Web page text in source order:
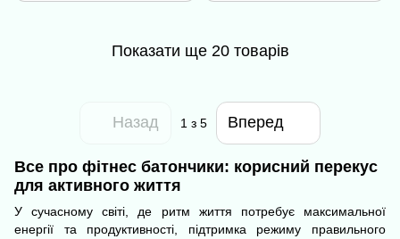
Показати ще 20 товарів
Назад 1 з 5 Вперед
Все про фітнес батончики: корисний перекус
для активного життя
У сучасному світі, де ритм життя потребує максимальної
енергії та продуктивності, підтримка режиму правильного